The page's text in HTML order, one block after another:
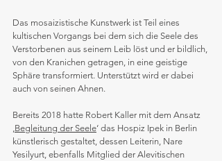
Das mosaizistische Kunstwerk ist Teil eines
kultischen Vorgangs bei dem sich die Seele des
Verstorbenen aus seinem Leib löst und er bildlich,
von den Kranichen getragen, in eine geistige
Sphäre transformiert. Unterstützt wird er dabei
auch von seinen Ahnen.
Bereits 2018 hatte Robert Kaller mit dem Ansatz
Begleitung der Seele‘ das Hospiz Ipek in Berlin
künstlerisch gestaltet, dessen Leiterin, Nare
Yesilyurt, ebenfalls Mitglied der Alevitischen